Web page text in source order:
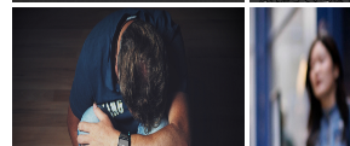
車の運転手を
るも壮絶な